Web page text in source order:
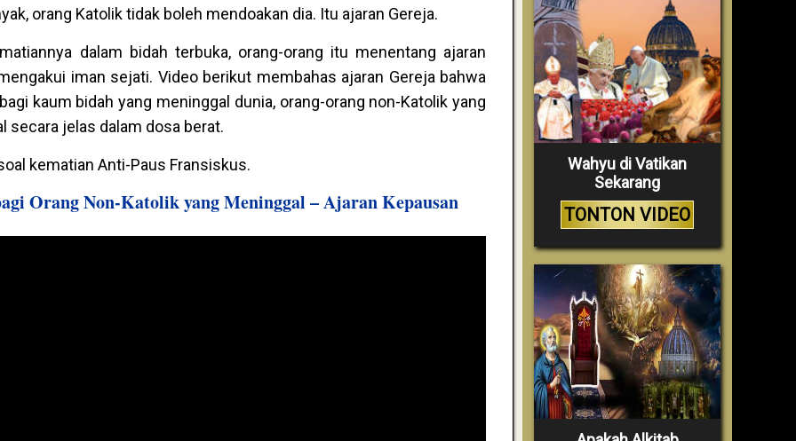
orang Katolik tidak boleh mendoakan dia. Itu ajaran Gereja.
dalam bidah terbuka, orang-orang itu menentang ajaran
iman sejati. Video berikut membahas ajaran Gereja bahwa
kaum bidah yang meninggal dunia, orang-orang non-Katolik yang
secara jelas dalam dosa berat.
kematian Anti-Paus Fransiskus.
Orang Non-Katolik yang Meninggal – Ajaran Kepausan
Wahyu di Vatikan
Sekarang
TONTON VIDEO